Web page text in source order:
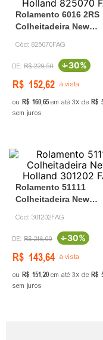
Rolamento 6016 2RS
Colheitadeira New
Cód: 825070FAG
R$ 229,50 -30%
R$ 152,62 à vista
ou R$ 160,65 em até 3 de R$
sem juros
Rolamento 51111
Colheitadeira New
Cód: 301202FAG
R$ 216,00 -30%
R$ 143,64 à vista
ou R$ 151,20 em até 3 de R$
sem juros